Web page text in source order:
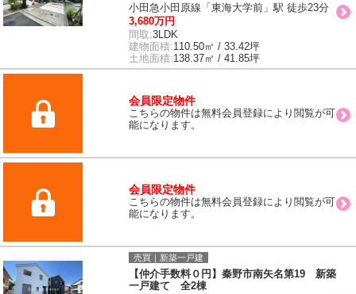
小田急小田原線「東海大学前」駅 徒歩23分
3,680万円
間取:3LDK
建物面積:110.50㎡ / 33.42坪
土地面積:138.37㎡ / 41.85坪
会員限定物件
こちらの物件は無料会員登録により閲覧が可
能になります。
会員限定物件
こちらの物件は無料会員登録により閲覧が可
能になります。
売買｜新築一戸建
【仲介手数料０円】秦野市南矢名第19 新築
一戸建て 全2棟